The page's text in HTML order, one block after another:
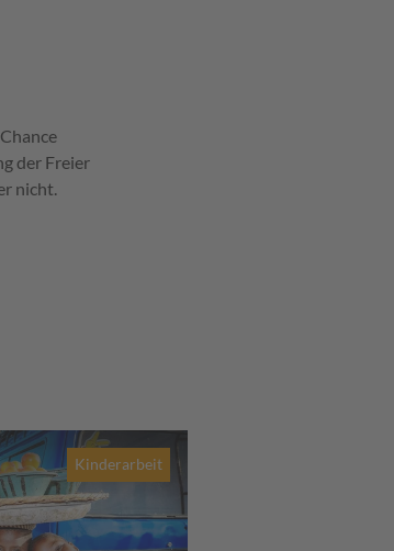
der Freier
nicht.
Kinderarbeit